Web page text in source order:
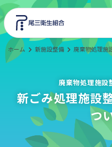
東郷美化センター
エコサイクルプラザ
組合情報
入札・契約
ホーム 新施設整備 廃棄物処理施
廃棄物処理施設
新ごみ処理施設
つ